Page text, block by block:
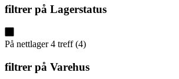
filtrer på Lagerstatus
På nettlager 4 treff (4)
filtrer på Varehus